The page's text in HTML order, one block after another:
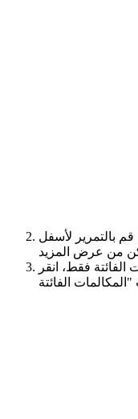
بالتمرير لأسفل
فقط، انقر